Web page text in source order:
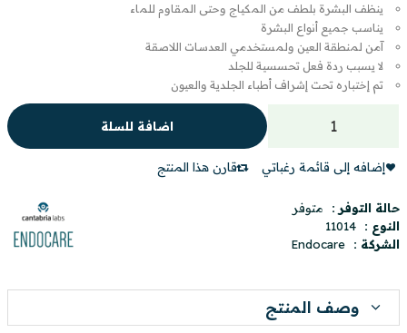
ينظف البشرة بلطف من المكياج وحتى المقاوم للماء
يناسب جميع أنواع البشرة
آمن لمنطقة العين ولمستخدمي العدسات اللاصقة
لا يسبب ردة فعل تحسسية للجلد
تم إختباره تحت إشراف أطباء الجلدية والعيون
اضافة للسلة
إضافه إلى قائمة رغباتي قارن هذا المنتج
حالة التوفر :
متوفر
النوع :
11014
الشركة :
Endocare
وصف المنتج